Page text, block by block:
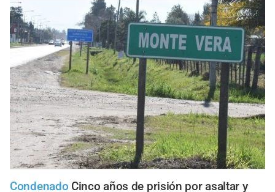
Condenado Cinco años de prisión por asaltar y